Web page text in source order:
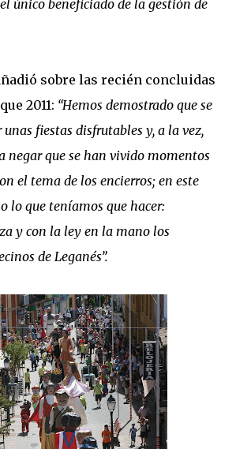
único beneficiado de la gestión de
sobre las recién concluidas
2011: “Hemos demostrado que se
fiestas disfrutables y, a la vez,
negar que se han vivido momentos
el tema de los encierros; en este
lo que teníamos que hacer:
y con la ley en la mano los
de Leganés”.